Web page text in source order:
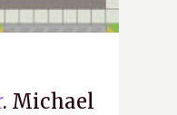
. Michael